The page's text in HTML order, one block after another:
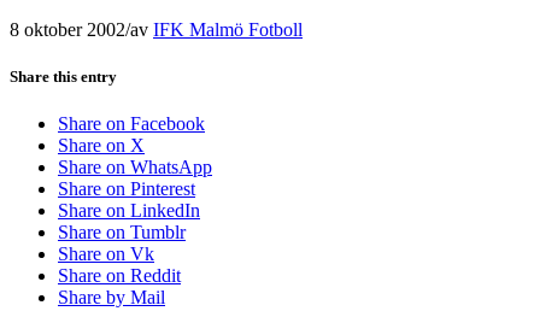
8 oktober 2002/av IFK Malmö Fotboll
Share this entry
Share on Facebook
Share on X
Share on WhatsApp
Share on Pinterest
Share on LinkedIn
Share on Tumblr
Share on Vk
Share on Reddit
Share by Mail